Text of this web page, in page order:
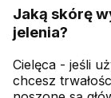
Jaką skórę
jelenia?
Cielęca - jeśli
chcesz